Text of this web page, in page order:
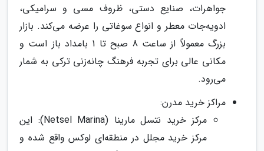
جواهرات، صنایع دستی، ظروف مسی و سرامیکی،
ادویه‌جات معطر و انواع سوغاتی را عرضه می‌کند. بازار
بزرگ معمولاً از ساعت 8 صبح تا 1 بامداد باز است و
مکانی عالی برای تجربه فرهنگ چانه‌زنی ترکی به شمار
می‌رود.
مراکز خرید مدرن:
مرکز خرید نتسل مارینا (Netsel Marina): این
مرکز خرید مجلل در منطقه‌ای لوکس واقع شده و